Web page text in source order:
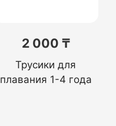
2 000 ₸
Трусики для
плавания 1-4 года